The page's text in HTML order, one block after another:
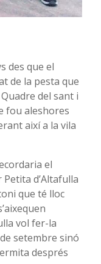
des que el
de la pesta que
del sant i
fou aleshores
així a la vila
el
d’Altafulla
que té lloc
vol fer-la
setembre sinó
després